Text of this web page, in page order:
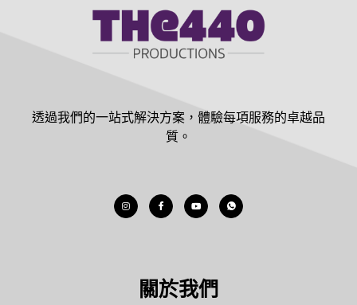
透過我們的一站式解決方案，體驗每項服務的卓越品
質。
關於我們